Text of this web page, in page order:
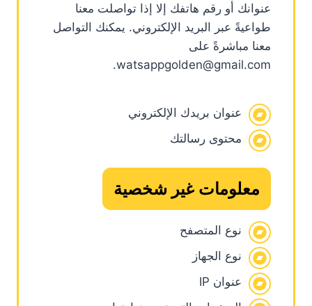
عنوانك أو رقم هاتفك إلا إذا تواصلت معنا
طواعيةً عبر البريد الإلكتروني. يمكنك التواصل
معنا مباشرةً على
watsappgolden@gmail.com.
عنوان بريدك الإلكتروني
محتوى رسالتك
معلومات غير شخصية
نوع المتصفح
نوع الجهاز
عنوان IP